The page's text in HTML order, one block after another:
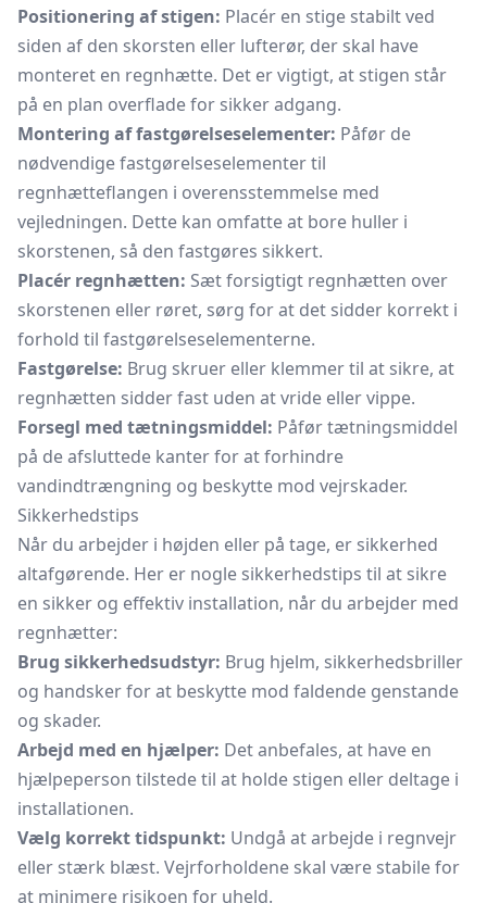
Positionering af stigen: Placér en stige stabilt ved
siden af den skorsten eller lufterør, der skal have
monteret en regnhætte. Det er vigtigt, at stigen står
på en plan overflade for sikker adgang.
Montering af fastgørelseselementer: Påfør de
nødvendige fastgørelseselementer til
regnhætteflangen i overensstemmelse med
vejledningen. Dette kan omfatte at bore huller i
skorstenen, så den fastgøres sikkert.
Placér regnhætten: Sæt forsigtigt regnhætten over
skorstenen eller røret, sørg for at det sidder korrekt i
forhold til fastgørelseselementerne.
Fastgørelse: Brug skruer eller klemmer til at sikre, at
regnhætten sidder fast uden at vride eller vippe.
Forsegl med tætningsmiddel: Påfør tætningsmiddel
på de afsluttede kanter for at forhindre
vandindtrængning og beskytte mod vejrskader.
Sikkerhedstips
Når du arbejder i højden eller på tage, er sikkerhed
altafgørende. Her er nogle sikkerhedstips til at sikre
en sikker og effektiv installation, når du arbejder med
regnhætter:
Brug sikkerhedsudstyr: Brug hjelm, sikkerhedsbriller
og handsker for at beskytte mod faldende genstande
og skader.
Arbejd med en hjælper: Det anbefales, at have en
hjælpeperson tilstede til at holde stigen eller deltage i
installationen.
Vælg korrekt tidspunkt: Undgå at arbejde i regnvejr
eller stærk blæst. Vejrforholdene skal være stabile for
at minimere risikoen for uheld.